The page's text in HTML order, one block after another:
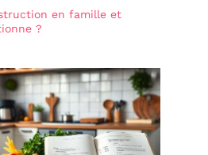
en famille et
?